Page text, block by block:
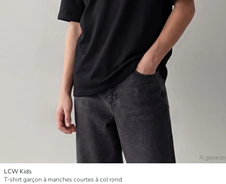
LCW Kids
T-shirt garçon à manches courtes à col rond